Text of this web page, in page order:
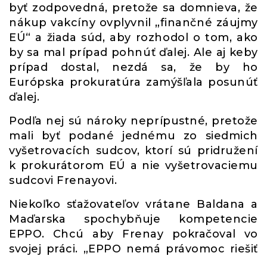
byť zodpovedná, pretože sa domnieva, že
nákup vakcíny ovplyvnil „finančné záujmy
EÚ“ a žiada súd, aby rozhodol o tom, ako
by sa mal prípad pohnúť ďalej. Ale aj keby
prípad dostal, nezdá sa, že by ho
Európska prokuratúra zamýšľala posunúť
ďalej.
Podľa nej sú nároky neprípustné, pretože
mali byť podané jednému zo siedmich
vyšetrovacích sudcov, ktorí sú pridružení
k prokurátorom EÚ a nie vyšetrovaciemu
sudcovi Frenayovi.
Niekoľko sťažovateľov vrátane Baldana a
Maďarska spochybňuje kompetencie
EPPO. Chcú aby Frenay pokračoval vo
svojej práci. „EPPO nemá právomoc riešiť